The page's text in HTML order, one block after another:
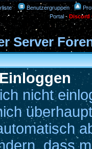
Benutzergruppen
Portal-Discord
Server
nicht
dass